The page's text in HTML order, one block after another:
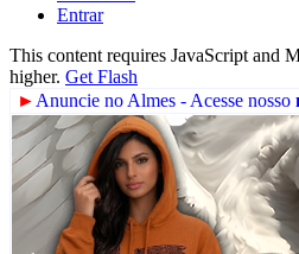
Entrar
This content requires JavaScript and
higher. Get Flash
► Anuncie no Almes - Acesse nosso